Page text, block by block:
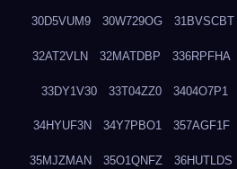
30D5VUM9 30W729OG 31BVSCBT
32AT2VLN 32MATDBP 336RPFHA
33DY1V30 33T04ZZ0 3404O7P1
34HYUF3N 34Y7PBO1 357AGF1F
35MJZMAN 35O1QNFZ 36HUTLDS